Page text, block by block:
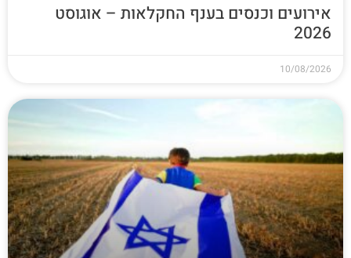
אירועים וכנסים בענף החקלאות – אוגוסט
2026
10/08/2026